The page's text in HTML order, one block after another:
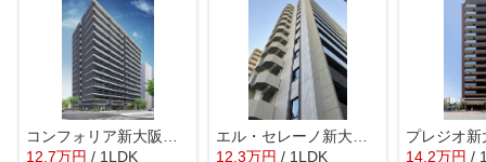
12.7万円 / 1LDK
エル・セレーノ新大阪北
12.3万円 / 1LDK
プレジオ
14.2万円 /